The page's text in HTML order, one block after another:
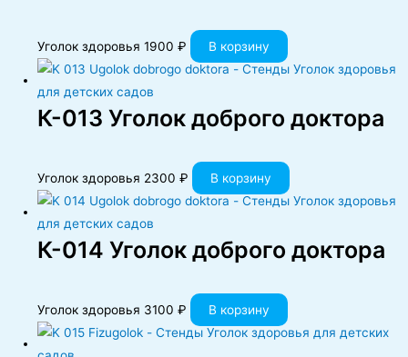
Уголок здоровья1900₽ В корзину
К-013 Уголок доброго доктора
Уголок здоровья 2300₽ В корзину
К-014 Уголок доброго доктора
Уголок здоровья 3100₽ В корзину